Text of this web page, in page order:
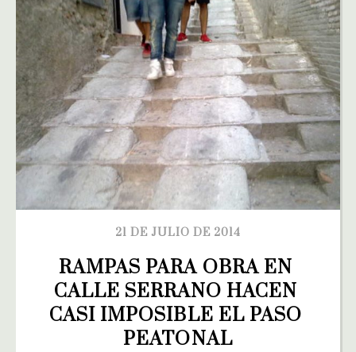
21 DE JULIO DE 2014
RAMPAS PARA OBRA EN
CALLE SERRANO HACEN
CASI IMPOSIBLE EL PASO
PEATONAL